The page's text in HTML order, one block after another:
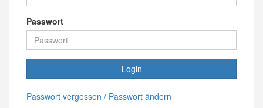
Passwort
Login
Passwort vergessen / Passwort ändern